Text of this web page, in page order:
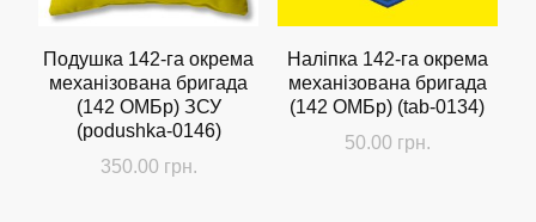
Подушка 142-га окрема
механізована бригада
(142 ОМБр) ЗСУ
(podushka-0146)
350.00 грн.
Наліпка 142-га окрема
механізована бригада
(142 ОМБр) (tab-0134)
50.00 грн.